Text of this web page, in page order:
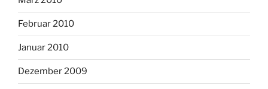
Februar 2010
Januar 2010
Dezember 2009